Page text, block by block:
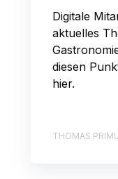
Digitale
aktuelles
diesen
hier.
THOMAS